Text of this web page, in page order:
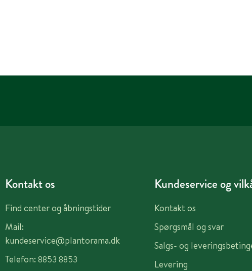
Kontakt os
Find center og åbningstider
Mail:
kundeservice@plantorama.dk
Telefon: 8853 8853
Kundeservice og
Kontakt os
Spørgsmål og svar
Salgs- og
Levering